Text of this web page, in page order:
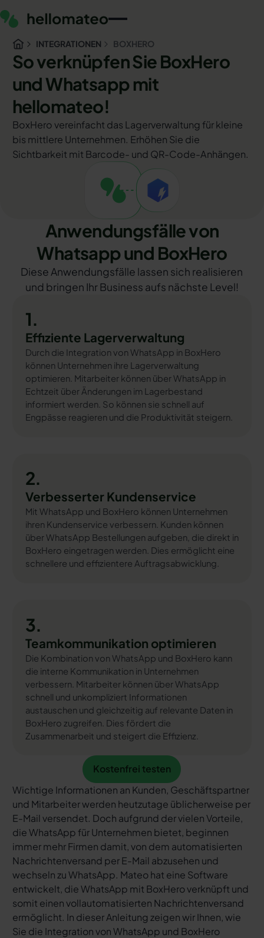
INTEGRATIONEN BOXHERO
So verknüpfen Sie BoxHero
und Whatsapp mit
hellomateo!
BoxHero vereinfacht das Lagerverwaltung für kleine
bis mittlere Unternehmen. Erhöhen Sie die
Sichtbarkeit mit Barcode- und QR-Code-Anhängen.
Anwendungsfälle von
Whatsapp und BoxHero
Diese Anwendungsfälle lassen sich realisieren
und bringen Ihr Business aufs nächste Level!
1.
Effiziente Lagerverwaltung
Durch die Integration von WhatsApp in BoxHero
können Unternehmen ihre Lagerverwaltung
optimieren. Mitarbeiter können über WhatsApp in
Echtzeit über Änderungen im Lagerbestand
informiert werden. So können sie schnell auf
Engpässe reagieren und die Produktivität steigern.
2.
Verbesserter Kundenservice
Mit WhatsApp und BoxHero können Unternehmen
ihren Kundenservice verbessern. Kunden können
über WhatsApp Bestellungen aufgeben, die direkt in
BoxHero eingetragen werden. Dies ermöglicht eine
schnellere und effizientere Auftragsabwicklung.
3.
Teamkommunikation optimieren
Die Kombination von WhatsApp und BoxHero kann
die interne Kommunikation in Unternehmen
verbessern. Mitarbeiter können über WhatsApp
schnell und unkompliziert Informationen
austauschen und gleichzeitig auf relevante Daten in
BoxHero zugreifen. Dies fördert die
Zusammenarbeit und steigert die Effizienz.
Kostenfrei testen
Kostenfrei testen
Wichtige Informationen an Kunden, Geschäftspartner
und Mitarbeiter werden heutzutage üblicherweise per
E-Mail versendet. Doch aufgrund der vielen Vorteile,
die WhatsApp für Unternehmen bietet, beginnen
immer mehr Firmen damit, von dem automatisierten
Nachrichtenversand per E-Mail abzusehen und
wechseln zu WhatsApp. Mateo hat eine Software
entwickelt, die WhatsApp mit BoxHero verknüpft und
somit einen vollautomatisierten Nachrichtenversand
ermöglicht. In dieser Anleitung zeigen wir Ihnen, wie
Sie die Integration von WhatsApp und BoxHero